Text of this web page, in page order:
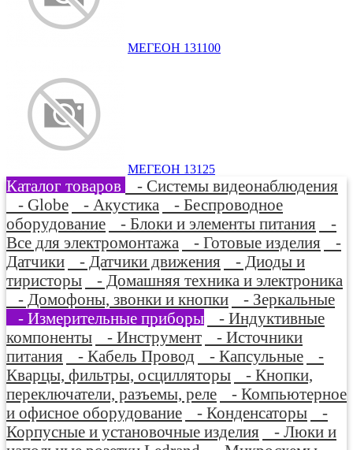
МЕГЕОН 131100
МЕГЕОН 13125
Каталог товаров
- Системы видеонаблюдения
- Globe
- Акустика
- Беспроводное
оборудование
- Блоки и элементы питания
-
Все для электромонтажа
- Готовые изделия
-
Датчики
- Датчики движения
- Диоды и
тиристоры
- Домашняя техника и электроника
- Домофоны, звонки и кнопки
- Зеркальные
- Измерительные приборы
- Индуктивные
компоненты
- Инструмент
- Источники
питания
- Кабель Провод - Капсульные
-
Кварцы, фильтры, осцилляторы
- Кнопки,
переключатели, разъемы, реле
- Компьютерное
и офисное оборудование
- Конденсаторы
-
Корпусные и установочные изделия
- Люки и